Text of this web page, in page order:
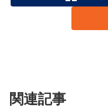
関連記事